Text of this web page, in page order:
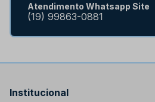
Atendimento Whatsapp Site
(19) 99863-0881
Institucional